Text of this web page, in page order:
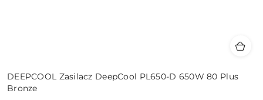
DEEPCOOL Zasilacz DeepCool PL650-D 650W 80 Plus
Bronze